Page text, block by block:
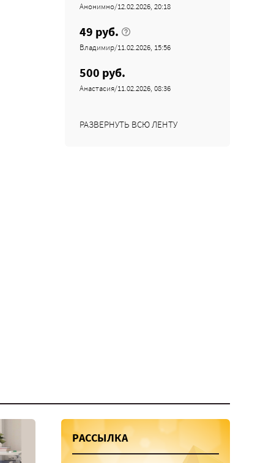
Анонимно/12.02.2026, 20:18
49 руб.
Владимир/11.02.2026, 15:56
500 руб.
Анастасия/11.02.2026, 08:36
РАЗВЕРНУТЬ ВСЮ ЛЕНТУ
РАССЫЛКА